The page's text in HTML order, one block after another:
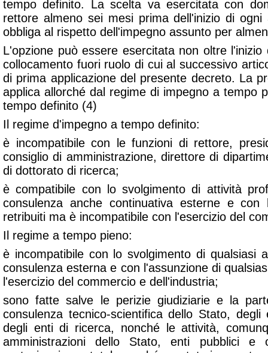
tempo definito. La scelta va esercitata con
rettore almeno sei mesi prima dell'inizio di ogni
obbliga al rispetto dell'impegno assunto per
L'opzione può essere esercitata non oltre l'inizio
collocamento fuori ruolo di cui al successivo
di prima applicazione del presente decreto. La
applica allorché dal regime di impegno a tempo
tempo definito (4)
Il regime d'impegno a tempo definito:
è incompatibile con le funzioni di rettore,
consiglio di amministrazione, direttore di
di dottorato di ricerca;
è compatibile con lo svolgimento di attività
consulenza anche continuativa esterne e con
retribuiti ma è incompatibile con l'esercizio del
Il regime a tempo pieno:
è incompatibile con lo svolgimento di qualsiasi
consulenza esterna e con l'assunzione di
l'esercizio del commercio e dell'industria;
sono fatte salve le perizie giudiziarie e la
consulenza tecnico-scientifica dello Stato,
degli enti di ricerca, nonché le attività,
amministrazioni dello Stato, enti pubblici e